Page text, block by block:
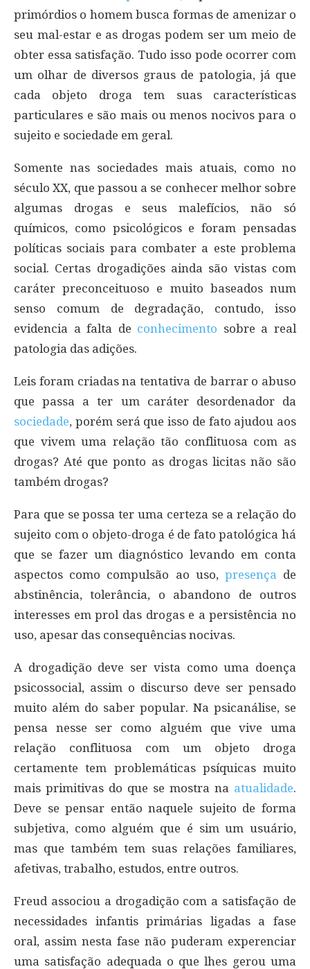
primórdios o homem busca formas de amenizar o
seu mal-estar e as drogas podem ser um meio de
obter essa satisfação. Tudo isso pode ocorrer com
um olhar de diversos graus de patologia, já que
cada objeto droga tem suas características
particulares e são mais ou menos nocivos para o
sujeito e sociedade em geral.
Somente nas sociedades mais atuais, como no
século XX, que passou a se conhecer melhor sobre
algumas drogas e seus malefícios, não só
químicos, como psicológicos e foram pensadas
políticas sociais para combater a este problema
social. Certas drogadições ainda são vistas com
caráter preconceituoso e muito baseados num
senso comum de degradação, contudo, isso
evidencia a falta de conhecimento sobre a real
patologia das adições.
Leis foram criadas na tentativa de barrar o abuso
que passa a ter um caráter desordenador da
sociedade, porém será que isso de fato ajudou aos
que vivem uma relação tão conflituosa com as
drogas? Até que ponto as drogas licitas não são
também drogas?
Para que se possa ter uma certeza se a relação do
sujeito com o objeto-droga é de fato patológica há
que se fazer um diagnóstico levando em conta
aspectos como compulsão ao uso, presença de
abstinência, tolerância, o abandono de outros
interesses em prol das drogas e a persistência no
uso, apesar das consequências nocivas.
A drogadição deve ser vista como uma doença
psicossocial, assim o discurso deve ser pensado
muito além do saber popular. Na psicanálise, se
pensa nesse ser como alguém que vive uma
relação conflituosa com um objeto droga
certamente tem problemáticas psíquicas muito
mais primitivas do que se mostra na atualidade.
Deve se pensar então naquele sujeito de forma
subjetiva, como alguém que é sim um usuário,
mas que também tem suas relações familiares,
afetivas, trabalho, estudos, entre outros.
Freud associou a drogadição com a satisfação de
necessidades infantis primárias ligadas a fase
oral, assim nesta fase não puderam experenciar
uma satisfação adequada o que lhes gerou uma